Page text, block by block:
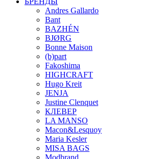
Andres Gallardo
Bant
BAZHÉN
BJØRG
Bonne Maison
(b)part
Fakoshima
HIGHCRAFT
Hugo Kreit
JENJA
Justine Clenquet
КЛЕВЕР
LA MANSO
Macon&Lesquoy
Maria Kesler
MISA BAGS
Modbrand